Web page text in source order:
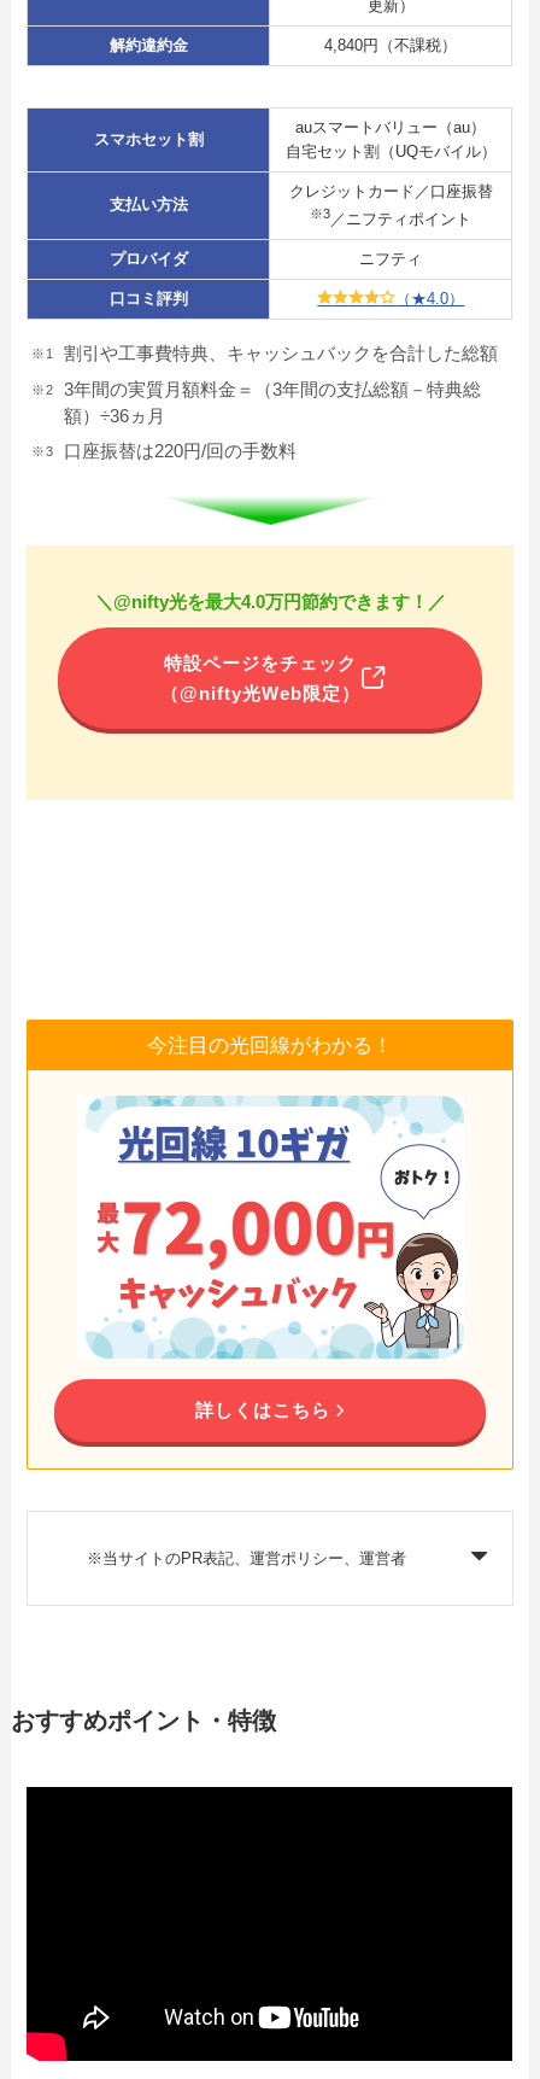
更新）
解約違約金 4,840円（不課税）
スマホセット割
auスマートバリュー（au）
自宅セット割（UQモバイル）
支払い方法
クレジットカード／口座振替
※3／ニフティポイント
プロバイダ ニフティ
口コミ評判 （★4.0）
割引や工事費特典、キャッシュバックを合計した総額
3年間の実質月額料金＝（3年間の支払総額－特典総
額）÷36ヵ月
口座振替は220円/回の手数料
＼@nifty光を最大4.0万円節約できます！／
特設ページをチェック
（@nifty光Web限定）
今注目の光回線がわかる！
詳しくはこちら
※当サイトのPR表記、運営ポリシー、運営者
おすすめポイント・特徴